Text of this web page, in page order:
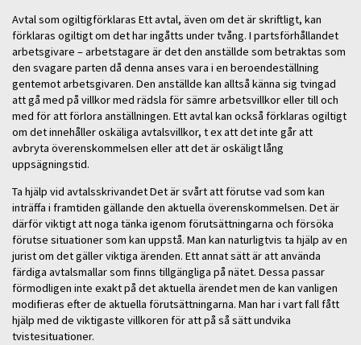
Avtal som ogiltigförklaras Ett avtal, även om det är skriftligt, kan
förklaras ogiltigt om det har ingåtts under tvång. I partsförhållandet
arbetsgivare – arbetstagare är det den anställde som betraktas som
den svagare parten då denna anses vara i en beroendeställning
gentemot arbetsgivaren. Den anställde kan alltså känna sig tvingad
att gå med på villkor med rädsla för sämre arbetsvillkor eller till och
med för att förlora anställningen. Ett avtal kan också förklaras ogiltigt
om det innehåller oskäliga avtalsvillkor, t ex att det inte går att
avbryta överenskommelsen eller att det är oskäligt lång
uppsägningstid.
Ta hjälp vid avtalsskrivandet Det är svårt att förutse vad som kan
inträffa i framtiden gällande den aktuella överenskommelsen. Det är
därför viktigt att noga tänka igenom förutsättningarna och försöka
förutse situationer som kan uppstå. Man kan naturligtvis ta hjälp av en
jurist om det gäller viktiga ärenden. Ett annat sätt är att använda
färdiga avtalsmallar som finns tillgängliga på nätet. Dessa passar
förmodligen inte exakt på det aktuella ärendet men de kan vanligen
modifieras efter de aktuella förutsättningarna. Man har i vart fall fått
hjälp med de viktigaste villkoren för att på så sätt undvika
tvistesituationer.